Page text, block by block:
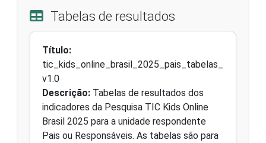
Tabelas de resultados
Título:
tic_kids_online_brasil_2025_pais_tabelas_
v1.0
Descrição: Tabelas de resultados dos
indicadores da Pesquisa TIC Kids Online
Brasil 2025 para a unidade respondente
Pais ou Responsáveis. As tabelas são para